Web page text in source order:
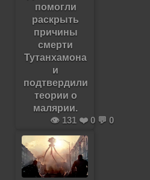
помогли
раскрыть
причины
смерти
Тутанхамона
и
подтвердили
теории о
малярии.
👁️ 131 ❤️ 0 💬 0